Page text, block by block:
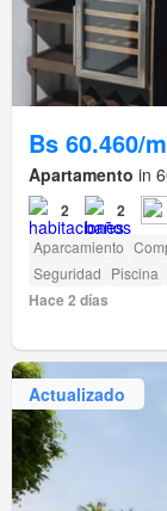
Bs 60.460/
Apartamento in
2 2
Aparcamiento
Seguridad Piscina
Hace 2 días
Actualizado